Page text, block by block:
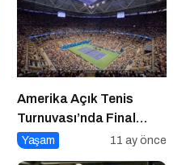
Amerika Açık Tenis
Turnuvası’nda Final
Heyecanı Eurosport’ta!
Yaşam 11 ay önce